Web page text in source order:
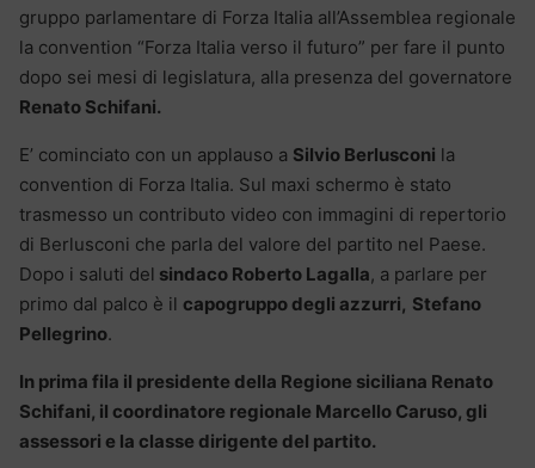
gruppo parlamentare di Forza Italia all’Assemblea regionale
la convention “Forza Italia verso il futuro” per fare il punto
dopo sei mesi di legislatura, alla presenza del governatore
Renato Schifani.
E’ cominciato con un applauso a Silvio Berlusconi la
convention di Forza Italia. Sul maxi schermo è stato
trasmesso un contributo video con immagini di repertorio
di Berlusconi che parla del valore del partito nel Paese.
Dopo i saluti del sindaco Roberto Lagalla, a parlare per
primo dal palco è il capogruppo degli azzurri, Stefano
Pellegrino.
In prima fila il presidente della Regione siciliana Renato
Schifani, il coordinatore regionale Marcello Caruso, gli
assessori e la classe dirigente del partito.